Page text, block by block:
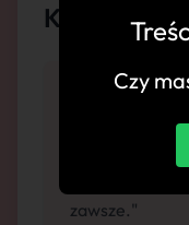
Komentarze
Super lodzik,
zawsze."
Czy